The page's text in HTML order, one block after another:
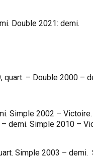
Double 2021: demi.
quart. – Double 2000 –
Simple 2002 –
demi. Simple 2010 –
Simple 2003 – demi.